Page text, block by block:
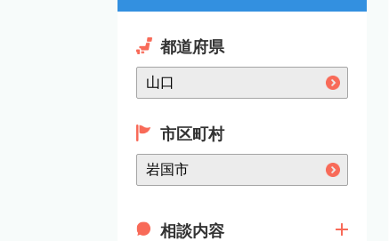
都道府県
市区町村
相談内容